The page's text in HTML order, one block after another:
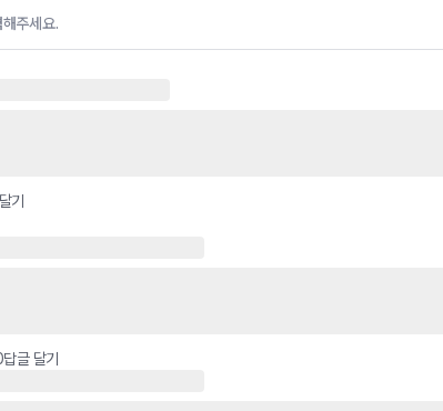
주세요.
기
답글 달기